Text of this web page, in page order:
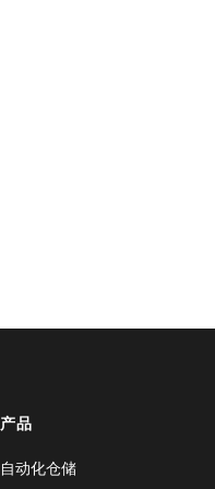
产品
自动化仓储